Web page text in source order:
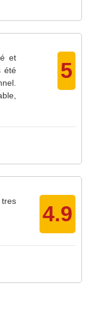
et
été
5
tres
4.9